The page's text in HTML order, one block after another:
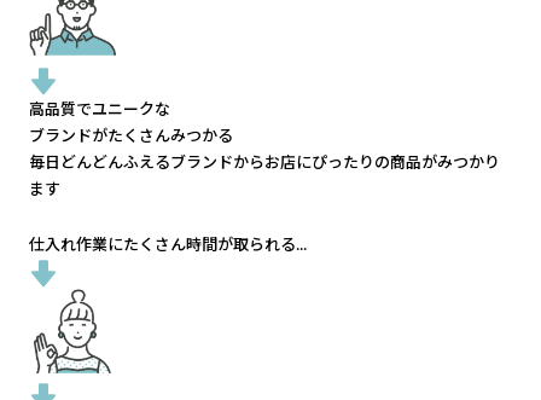
高品質でユニークな
ブランドがたくさんみつかる
毎日どんどんふえるブランドからお店にぴったりの商品がみつかり
ます
仕入れ作業にたくさん時間が取られる...